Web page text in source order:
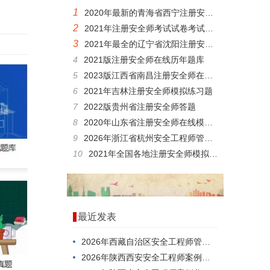
1 2020年最新的青海省西宁注册安全师考试模拟试题刷题软件
2 2021年注册安全师考试试卷考试题库app
3
2021年最全的辽宁省沈阳注册安全师历年真题
4
2021版注册安全师在线历年题库
5
2023版江西省南昌注册安全师在线测试模拟练习题
6
2021年吉林注册安全师模拟练习题
7
2022版贵州省注册安全师答题
8
2020年山东省注册安全师在线模拟考试模拟题内部资料
9
2026年浙江省杭州安全工程师管理知识，应该怎么考？
10
2021年全国各地注册安全师模拟真题
最近发表
2026年西藏自治区安全工程师管理知识模拟真题
2026年陕西西安安全工程师案例分析模拟试题